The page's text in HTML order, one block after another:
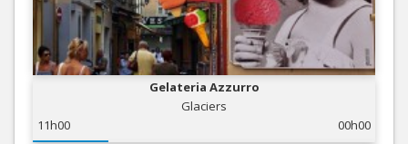
Gelateria Azzurro
Glaciers
11h00
00h00